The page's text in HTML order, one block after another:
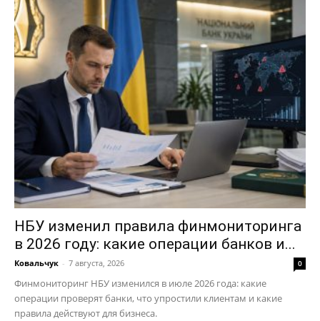
Связаться с нами
Политика конфиденциальности
Отказ от ответственности
Подписка
Мой аккаунт
НБУ изменил правила финмониторинга
в 2026 году: какие операции банков и...
Ковальчук - 7 августа, 2026 0
Финмониторинг НБУ изменился в июле 2026 года: какие
операции проверят банки, что упростили клиентам и какие
правила действуют для бизнеса.